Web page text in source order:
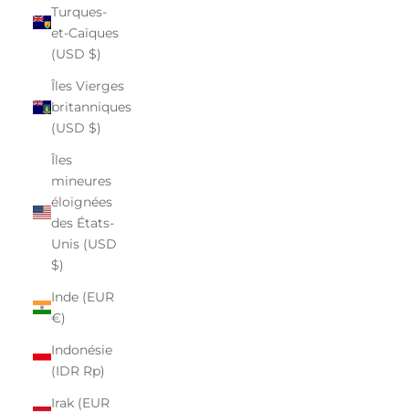
Turques-
et-Caïques
(USD $)
Îles Vierges
britanniques
(USD $)
Îles
mineures
éloignées
des États-
Unis (USD
$)
Inde (EUR
€)
Indonésie
(IDR Rp)
Irak (EUR